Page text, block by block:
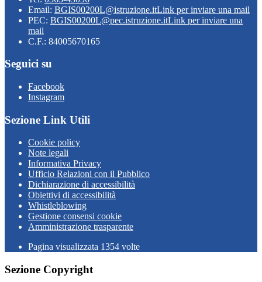
Email: BGIS00200L@istruzione.itLink per inviare una mail
PEC: BGIS00200L@pec.istruzione.itLink per inviare una
mail
C.F.: 84005670165
Seguici su
Facebook
Instagram
Sezione Link Utili
Cookie policy
Note legali
Informativa Privacy
Ufficio Relazioni con il Pubblico
Dichiarazione di accessibilità
Obiettivi di accessibilità
Whistleblowing
Gestione consensi cookie
Amministrazione trasparente
Pagina visualizzata 1354 volte
Sezione Copyright